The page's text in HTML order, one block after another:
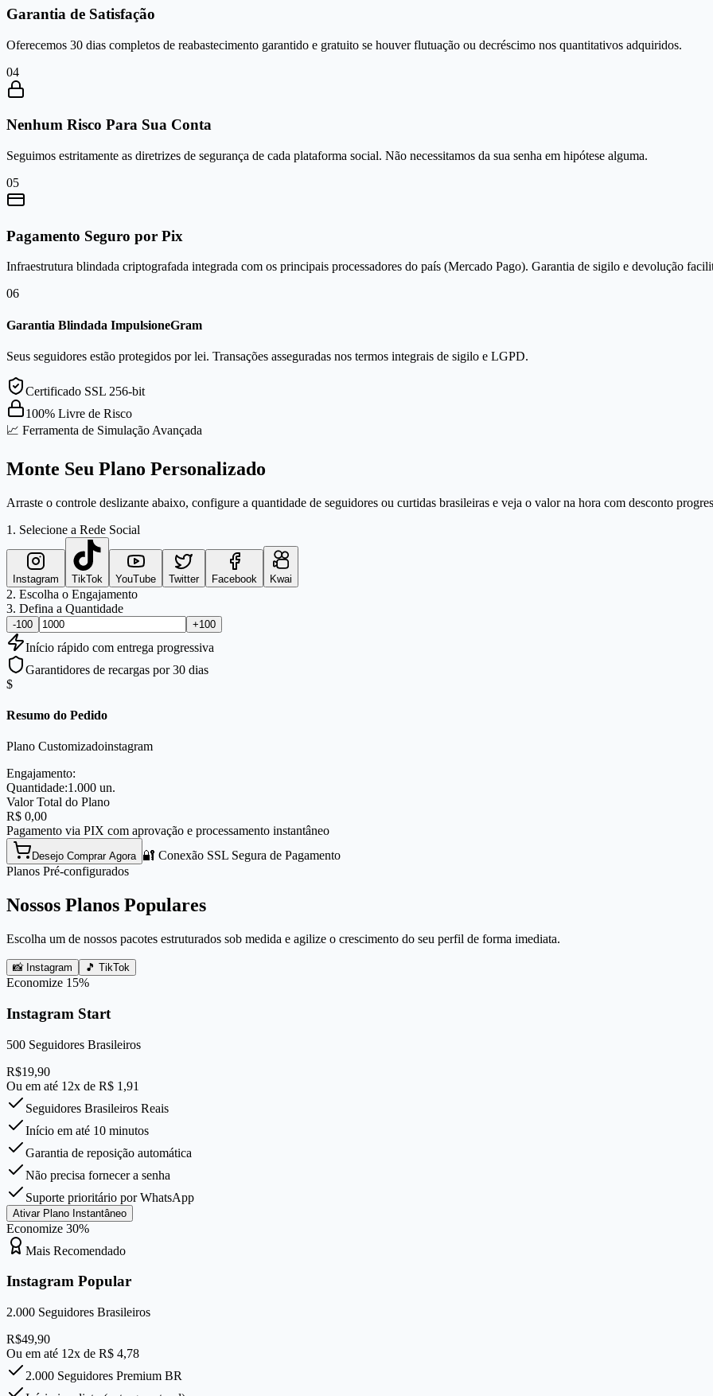
Garantia de Satisfação
Oferecemos 30 dias completos de reabastecimento garantido e gratuito se houver flutuação ou decréscimo nos quantitativos adquiridos.
04
Nenhum Risco Para Sua Conta
Seguimos estritamente as diretrizes de segurança de cada plataforma social. Não necessitamos da sua senha em hipótese alguma.
05
Pagamento Seguro por Pix
Infraestrutura blindada criptografada integrada com os principais processadores do país (Mercado Pago). Garantia de sigilo e devolução
06
Garantia Blindada ImpulsioneGram
Seus seguidores estão protegidos por lei. Transações asseguradas nos termos integrais de sigilo e LGPD.
Certificado SSL 256-bit
100% Livre de Risco
📈 Ferramenta de Simulação Avançada
Monte Seu Plano Personalizado
Arraste o controle deslizante abaixo, configure a quantidade de seguidores ou curtidas brasileiras e veja o valor na hora com desconto
1. Selecione a Rede Social
Instagram TikTok YouTube Twitter Facebook Kwai
2. Escolha o Engajamento
3. Defina a Quantidade
-100 +100
Início rápido com entrega progressiva
Garantidores de recargas por 30 dias
$
Resumo do Pedido
Plano Customizadoinstagram
Engajamento:
Quantidade:1.000 un.
Valor Total do Plano
R$ 0,00
Pagamento via PIX com aprovação e processamento instantâneo
Desejo Comprar Agora 🔐 Conexão SSL Segura de Pagamento
Planos Pré-configurados
Nossos Planos Populares
Escolha um de nossos pacotes estruturados sob medida e agilize o crescimento do seu perfil de forma imediata.
📸 Instagram 🎵 TikTok
Economize 15%
Instagram Start
500 Seguidores Brasileiros
R$19,90
Ou em até 12x de R$ 1,91
Seguidores Brasileiros Reais
Início em até 10 minutos
Garantia de reposição automática
Não precisa fornecer a senha
Suporte prioritário por WhatsApp
Ativar Plano Instantâneo
Economize 30%
Mais Recomendado
Instagram Popular
2.000 Seguidores Brasileiros
R$49,90
Ou em até 12x de R$ 4,78
2.000 Seguidores Premium BR